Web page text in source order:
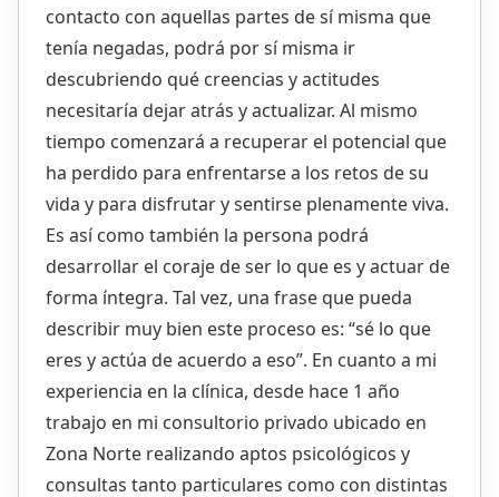
contacto con aquellas partes de sí misma que
tenía negadas, podrá por sí misma ir
descubriendo qué creencias y actitudes
necesitaría dejar atrás y actualizar. Al mismo
tiempo comenzará a recuperar el potencial que
ha perdido para enfrentarse a los retos de su
vida y para disfrutar y sentirse plenamente viva.
Es así como también la persona podrá
desarrollar el coraje de ser lo que es y actuar de
forma íntegra. Tal vez, una frase que pueda
describir muy bien este proceso es: “sé lo que
eres y actúa de acuerdo a eso”. En cuanto a mi
experiencia en la clínica, desde hace 1 año
trabajo en mi consultorio privado ubicado en
Zona Norte realizando aptos psicológicos y
consultas tanto particulares como con distintas